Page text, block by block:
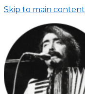
Skip to main content